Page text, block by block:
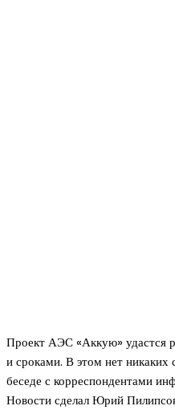
Проект АЭС «Аккую» удастся
и сроками. В этом нет никаких
беседе с корреспондентами
Новости сделал Юрий